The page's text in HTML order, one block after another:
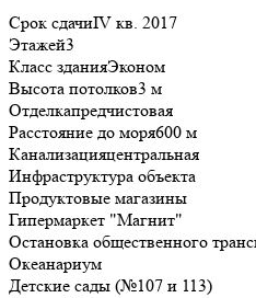
Срок сдачиIV кв. 2017
Этажей3
Класс зданияЭконом
Высота потолков3 м
Отделкапредчистовая
Расстояние до моря600 м
Канализацияцентральная
Инфраструктура объекта
Продуктовые магазины
Гипермаркет "Магнит"
Остановка общественного
Океанариум
Детские сады (№107 и 113)